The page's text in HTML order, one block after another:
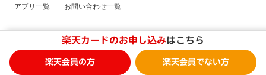
楽天カードのお申し込みはこちら
楽天会員の方 楽天会員でない方
アプリ一覧 お問い合わせ一覧